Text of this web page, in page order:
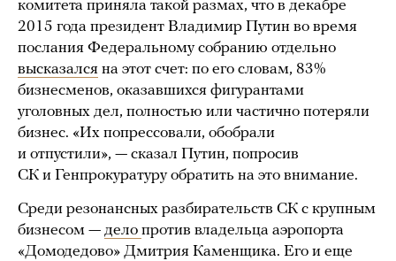
комитета приняла такой размах, что в декабре
2015 года президент Владимир Путин во время
послания Федеральному собранию отдельно
высказался на этот счет: по его словам, 83%
бизнесменов, оказавшихся фигурантами
уголовных дел, полностью или частично потеряли
бизнес. «Их попрессовали, обобрали
и отпустили», — сказал Путин, попросив
СК и Генпрокуратуру обратить на это внимание.
Среди резонансных разбирательств СК с крупным
бизнесом — дело против владельца аэропорта
«Домодедово» Дмитрия Каменщика. Его и еще